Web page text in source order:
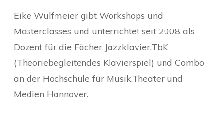
Eike Wulfmeier gibt Workshops und
Masterclasses und unterrichtet seit 2008 als
Dozent für die Fächer Jazzklavier,TbK
(Theoriebegleitendes Klavierspiel) und Combo
an der Hochschule für Musik,Theater und
Medien Hannover.